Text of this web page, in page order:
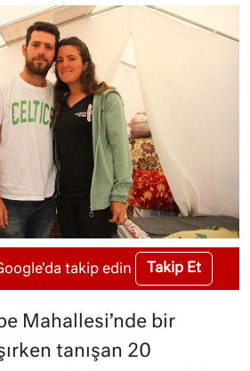
takip edin Takip Et
Mahallesi’nde bir
tanışan 20